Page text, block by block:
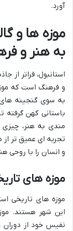
آورد.
موزه ها و
به هنر و
استانبول، فراتر از
و فرهنگ است که
به سوی گنجینه های
باستانی کهن گرفته
مندی به هنر، چیزی
تجربه ای عمیق تر از
و انسان را با روحی
موزه های
موزه های تاریخی
این شهر هستند.
نفیس خود از دوران